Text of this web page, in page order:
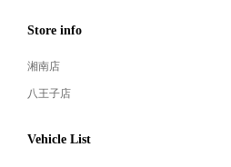
Store info
湘南店
八王子店
Vehicle List